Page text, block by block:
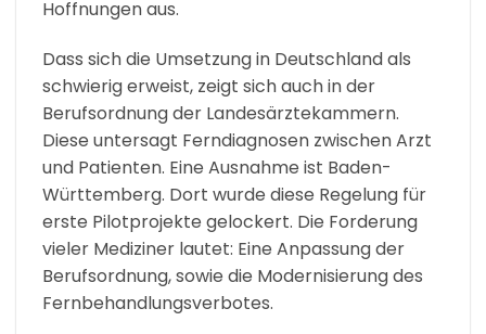
Hoffnungen aus.
Dass sich die Umsetzung in Deutschland als
schwierig erweist, zeigt sich auch in der
Berufsordnung der Landesärztekammern.
Diese untersagt Ferndiagnosen zwischen Arzt
und Patienten. Eine Ausnahme ist Baden-
Württemberg. Dort wurde diese Regelung für
erste Pilotprojekte gelockert. Die Forderung
vieler Mediziner lautet: Eine Anpassung der
Berufsordnung, sowie die Modernisierung des
Fernbehandlungsverbotes.